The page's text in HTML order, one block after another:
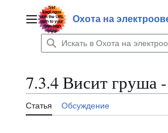
содержаниюГлавное менюОхота на
7.3.4 Висит груша
Статья Обсуждение